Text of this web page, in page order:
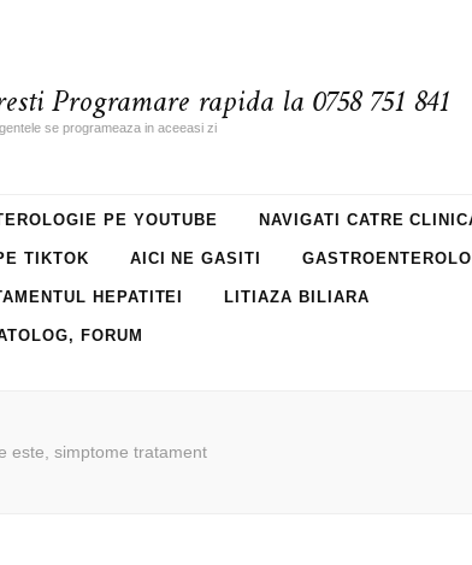
Programare rapida la 0758 751 841
se programeaza in aceeasi zi
PE YOUTUBE NAVIGATI CATRE
TIKTOK AICI NE GASITI
HEPATITEI LITIAZA BILIARA
FORUM
este, simptome tratament